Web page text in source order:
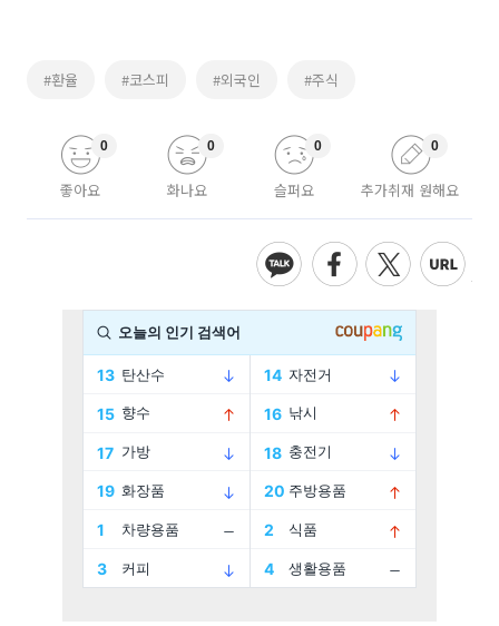
#환율 #코스피 #외국인 #주식
좋아요
0
화나요
0
슬퍼요
0
추가취재 원해요
0